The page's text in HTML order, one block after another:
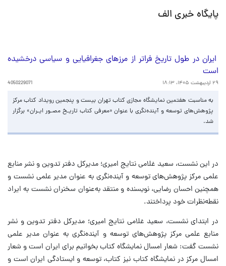
پایگاه خبری الف
ایران در طول تاریخ فراتر از مرزهای جغرافیایی و سیاسی درخشیده
است
۲۹ اردیبهشت ۱۴۰۵، ۱۸:۱۳ 4050229071
به مناسبت هفتمین نمایشگاه مجازی کتاب تهران بیست و پنجمین رویداد کتاب مرکز
پژوهش‌های توسعه و آینده‌نگری با عنوان «معرفی کتاب تاریـخ مصـور ایـران» برگزار
شد.
در این نشست، سعید غلامی نتایج امیری؛ مدیرکل دفتر تدوین و نشر منابع
علمی مرکز پژوهش‌های توسعه و آینده‌نگری به عنوان مدیر علمی نشست و
همچنین احسان رضایی، نویسنده و منتقد به‌عنوان سخنران نشست به ایراد
نقطه‌نظرات خود پرداختند.
در ابتدای نشست، سعید غلامی نتایج امیری؛ مدیرکل دفتر تدوین و نشر
منابع علمی مرکز پژوهش‌های توسعه و آینده‌نگری به عنوان مدیر علمی
نشست گفت: شعار امسال نمایشگاه کتاب بخوانیم برای ایران است و شعار
امسال مرکز در نمایشگاه کتاب نیز کتاب، توسعه و ایستادگی ایران است و